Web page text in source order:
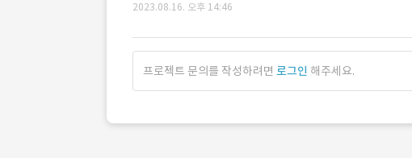
2023.08.16. 오후 14:46
프로젝트 문의를 작성하려면 로그인 해주세요.